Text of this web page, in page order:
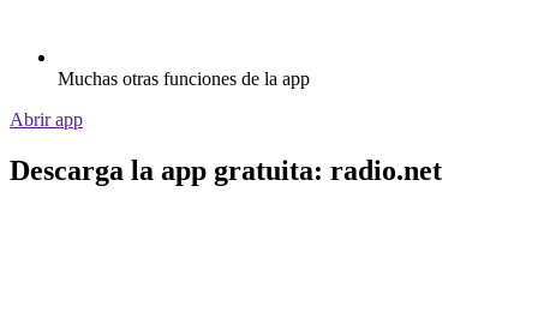
Muchas otras funciones de la app
Abrir app
Descarga la app gratuita: radio.net